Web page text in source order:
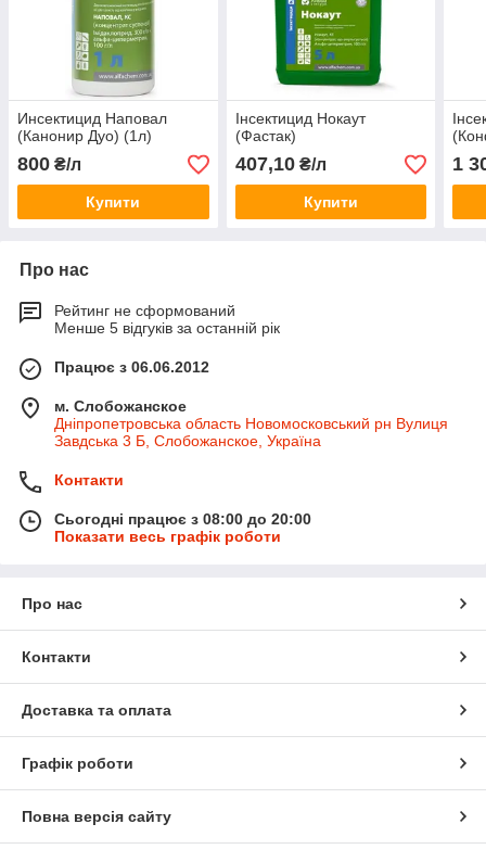
Инсектицид Наповал
(Канонир Дуо) (1л)
800 ₴/л
Купити
Інсектицид Нокаут
(Фастак)
407,10₴/л
Купити
1
Про нас
Рейтинг не сформований
Менше 5 відгуків за останній рік
Працює з 06.06.2012
м. Слобожанское
Дніпропетровська область Новомосковський рн Вулиця
Завдська 3 Б, Слобожанское, Україна
Контакти
Сьогодні працює з 08:00 до 20:00
Показати весь графік роботи
Про нас
Контакти
Доставка та оплата
Графік роботи
Повна версія сайту